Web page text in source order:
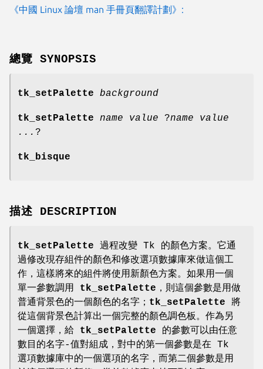
《中國 Linux 論壇 man 手冊頁翻譯計劃》:
總覽 SYNOPSIS
tk_setPalette background
tk_setPalette name value ?name value
... ?
tk_bisque
描述 DESCRIPTION
tk_setPalette 過程改變 Tk 的顏色方案。它通
過修改現存組件的顏色和修改選項數據庫來做這個工
作，這樣將來的組件將使用新顏色方案。如果用一個
單一參數調用 tk_setPalette ，則這個參數是用做
普通背景色的一個顏色的名字； tk_setPalette 將
從這個背景色計算出一個完整的顏色調色板。作為另
一個選擇，給 tk_setPalette 的參數可以由任意
數目的名字-值對組成，對中的第一個參數是在 Tk
選項數據庫中的一個選項的名字，而第二個參數是用